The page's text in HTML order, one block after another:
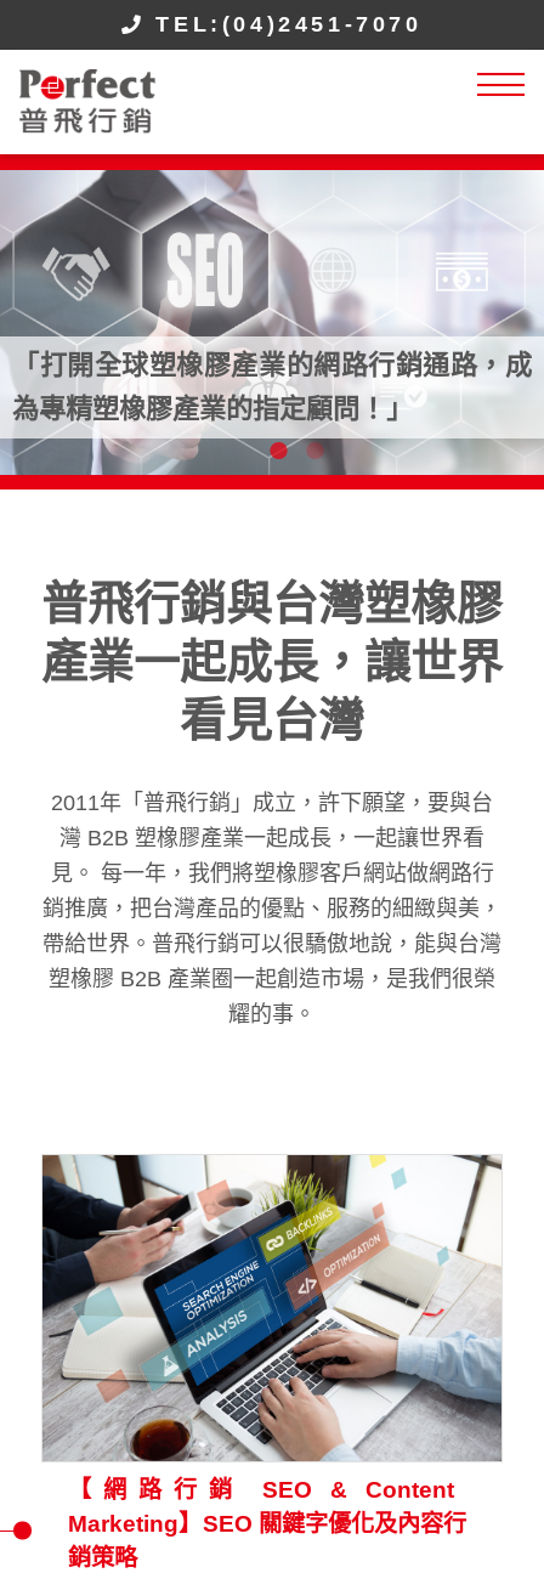
TEL:(04)2451-7070
「打開全球塑橡膠產業的網路行銷通路，成
為專精塑橡膠產業的指定顧問！」
普飛行銷與台灣塑橡膠
產業一起成長，讓世界
看見台灣
2011年「普飛行銷」成立，許下願望，要與台
灣 B2B 塑橡膠產業一起成長，一起讓世界看
見。 每一年，我們將塑橡膠客戶網站做網路行
銷推廣，把台灣產品的優點、服務的細緻與美，
帶給世界。普飛行銷可以很驕傲地說，能與台灣
塑橡膠 B2B 產業圈一起創造市場，是我們很榮
耀的事。
【網路行銷 SEO & Content
Marketing】SEO 關鍵字優化及內容行
銷策略